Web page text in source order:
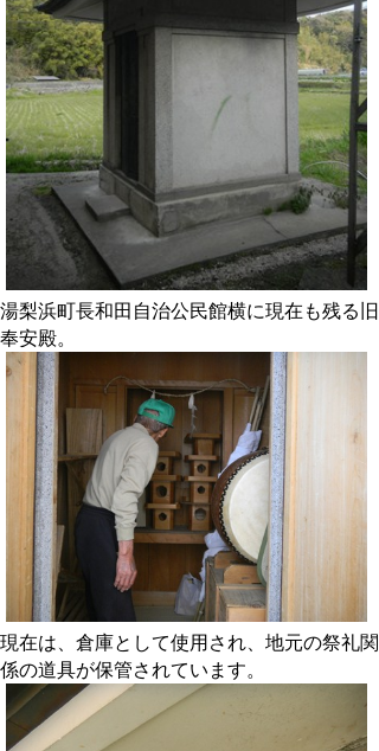
湯梨浜町長和田自治公民館横に現在も残る旧
奉安殿。
現在は、倉庫として使用され、地元の祭礼関
係の道具が保管されています。